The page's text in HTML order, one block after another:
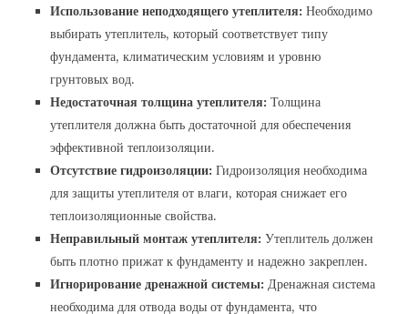
Использование неподходящего утеплителя: Необходимо
выбирать утеплитель, который соответствует типу
фундамента, климатическим условиям и уровню
грунтовых вод.
Недостаточная толщина утеплителя: Толщина
утеплителя должна быть достаточной для обеспечения
эффективной теплоизоляции.
Отсутствие гидроизоляции: Гидроизоляция необходима
для защиты утеплителя от влаги, которая снижает его
теплоизоляционные свойства.
Неправильный монтаж утеплителя: Утеплитель должен
быть плотно прижат к фундаменту и надежно закреплен.
Игнорирование дренажной системы: Дренажная система
необходима для отвода воды от фундамента, что